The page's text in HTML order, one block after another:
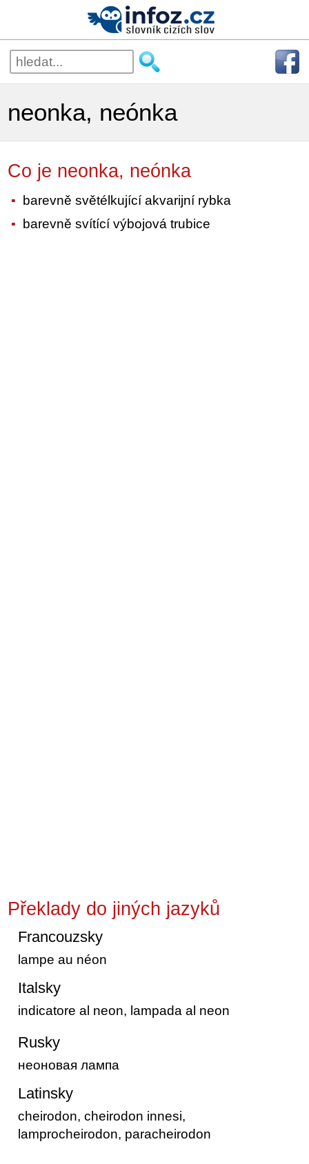
neonka, neónka
Co je neonka, neónka
barevně světélkující akvarijní rybka
barevně svítící výbojová trubice
Překlady do jiných jazyků
Francouzsky
lampe au néon
Italsky
indicatore al neon, lampada al neon
Rusky
неоновая лампа
Latinsky
cheirodon, cheirodon innesi,
lamprocheirodon, paracheirodon